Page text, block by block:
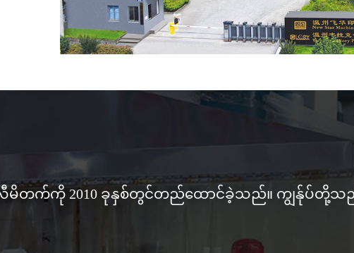
လီမိတက်ကို 2010 ခုနှစ်တွင်တည်ထောင်ခဲ့သည်။ ကျွန်ုပ်တို့သ